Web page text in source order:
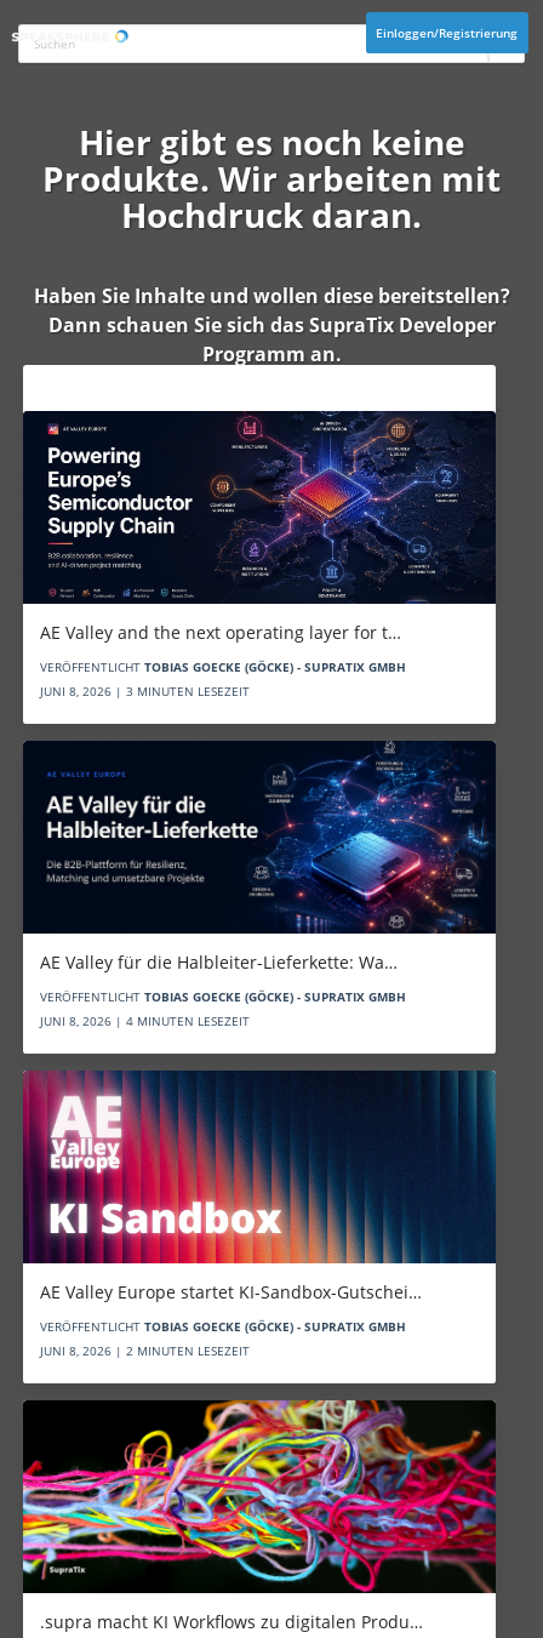
Einloggen/Registrierung
Hier gibt es noch keine
Produkte. Wir arbeiten mit
Hochdruck daran.
Haben Sie Inhalte und wollen diese bereitstellen?
Dann schauen Sie sich dasSupraTix Developer
Programm an.
AE Valley and the next operating layer for t…
VERÖFFENTLICHT TOBIAS GOECKE (GÖCKE) - SUPRATIX GMBH
JUNI 8, 2026 | 3 MINUTEN LESEZEIT
AE Valley für die Halbleiter-Lieferkette: Wa…
VERÖFFENTLICHT TOBIAS GOECKE (GÖCKE) - SUPRATIX GMBH
JUNI 8, 2026 | 4 MINUTEN LESEZEIT
AE Valley Europe startet KI-Sandbox-Gutschei…
VERÖFFENTLICHT TOBIAS GOECKE (GÖCKE) - SUPRATIX GMBH
JUNI 8, 2026 | 2 MINUTEN LESEZEIT
.supra macht KI Workflows zu digitalen Produ…